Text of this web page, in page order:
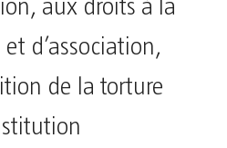
aux droits à la
d’association,
de la torture